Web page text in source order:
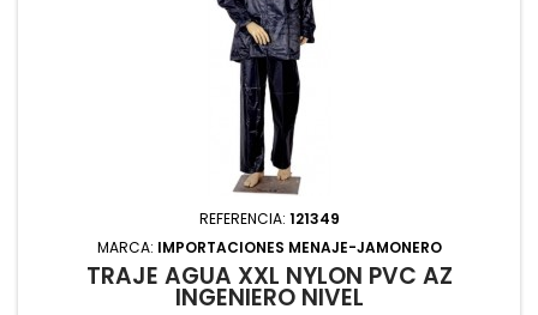
REFERENCIA: 121349
MARCA: IMPORTACIONES MENAJE-JAMONERO
TRAJE AGUA XXL NYLON PVC AZ
INGENIERO NIVEL